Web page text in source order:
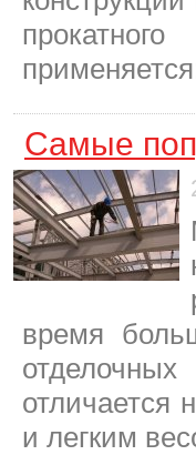
Самые
время
отличается
и легким